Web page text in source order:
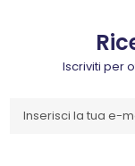
Iscriviti per